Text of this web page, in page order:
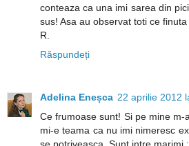
conteaza ca una imi sarea din
sus! Asa au observat toti ce finuta
R.
Răspundeți
Adelina Eneșca 22 aprilie 2012
Ce frumoase sunt! Si pe mine
mi-e teama ca nu imi nimeresc